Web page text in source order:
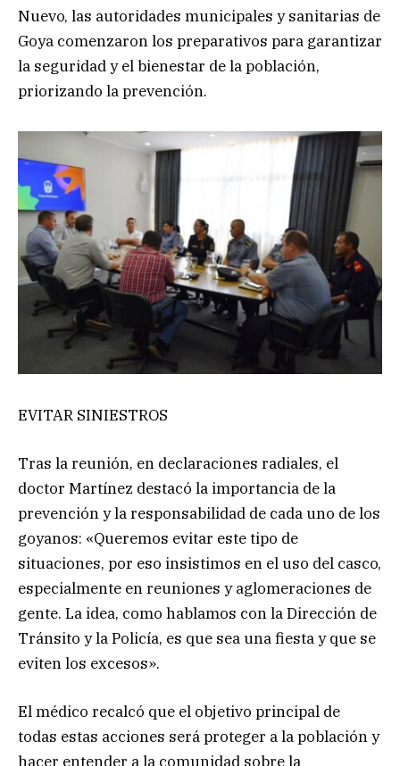
Nuevo, las autoridades municipales y sanitarias de
Goya comenzaron los preparativos para garantizar
la seguridad y el bienestar de la población,
priorizando la prevención.
EVITAR SINIESTROS
Tras la reunión, en declaraciones radiales, el
doctor Martínez destacó la importancia de la
prevención y la responsabilidad de cada uno de los
goyanos: «Queremos evitar este tipo de
situaciones, por eso insistimos en el uso del casco,
especialmente en reuniones y aglomeraciones de
gente. La idea, como hablamos con la Dirección de
Tránsito y la Policía, es que sea una fiesta y que se
eviten los excesos».
El médico recalcó que el objetivo principal de
todas estas acciones será proteger a la población y
hacer entender a la comunidad sobre la